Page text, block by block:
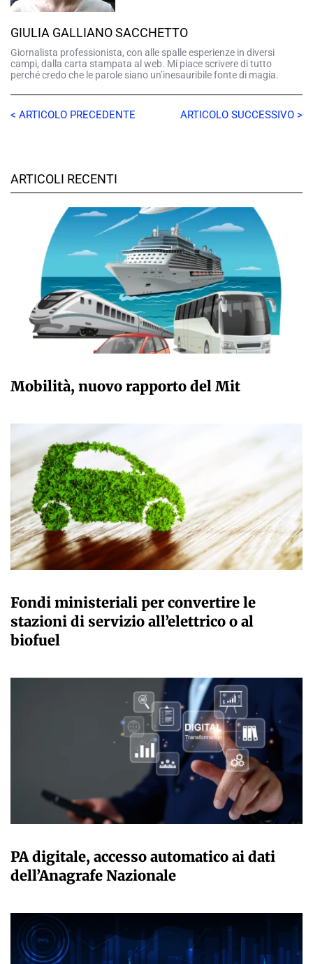
GIULIA GALLIANO SACCHETTO
Giornalista professionista, con alle spalle esperienze in diversi
campi, dalla carta stampata al web. Mi piace scrivere di tutto
perché credo che le parole siano un’inesauribile fonte di magia.
< ARTICOLO PRECEDENTE ARTICOLO SUCCESSIVO >
ARTICOLI RECENTI
Mobilità, nuovo rapporto del Mit
Fondi ministeriali per convertire le
stazioni di servizio all’elettrico o al
biofuel
PA digitale, accesso automatico ai dati
dell’Anagrafe Nazionale